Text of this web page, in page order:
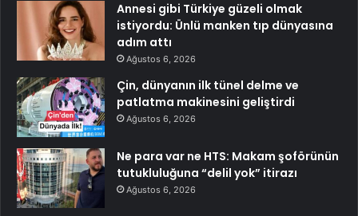
Annesi gibi Türkiye güzeli olmak
istiyordu: Ünlü manken tıp dünyasına
adım attı
Ağustos 6, 2026
Çin, dünyanın ilk tünel delme ve
patlatma makinesini geliştirdi
Ağustos 6, 2026
Ne para var ne HTS: Makam şoförünün
tutukluluğuna “delil yok” itirazı
Ağustos 6, 2026